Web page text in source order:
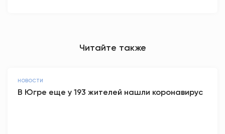
Читайте также
НОВОСТИ
В Югре еще у 193 жителей нашли коронавирус